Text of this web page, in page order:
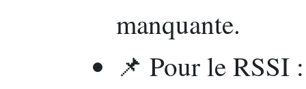
manquante.
📌 Pour le RSSI